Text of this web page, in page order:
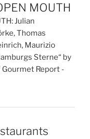
MOUTH
Julian
Thomas
Maurizio
Sterne“ by
Gourmet Report -